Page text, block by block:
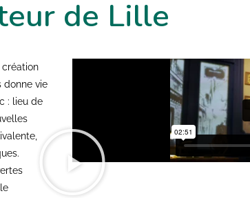
de Lille
création
donne vie
: lieu de